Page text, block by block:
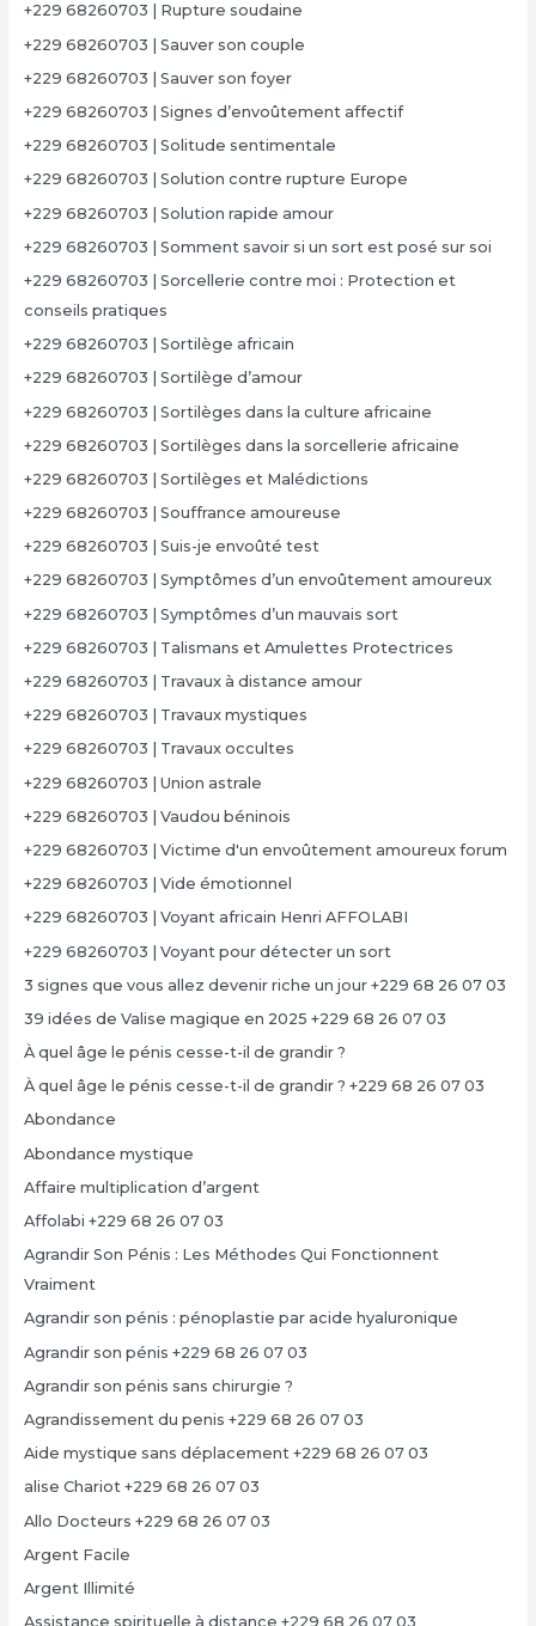
+229 68260703 | Rupture soudaine
+229 68260703 | Sauver son couple
+229 68260703 | Sauver son foyer
+229 68260703 | Signes d’envoûtement affectif
+229 68260703 | Solitude sentimentale
+229 68260703 | Solution contre rupture Europe
+229 68260703 | Solution rapide amour
+229 68260703 | Somment savoir si un sort est posé sur soi
+229 68260703 | Sorcellerie contre moi : Protection et
conseils pratiques
+229 68260703 | Sortilège africain
+229 68260703 | Sortilège d’amour
+229 68260703 | Sortilèges dans la culture africaine
+229 68260703 | Sortilèges dans la sorcellerie africaine
+229 68260703 | Sortilèges et Malédictions
+229 68260703 | Souffrance amoureuse
+229 68260703 | Suis-je envoûté test
+229 68260703 | Symptômes d’un envoûtement amoureux
+229 68260703 | Symptômes d’un mauvais sort
+229 68260703 | Talismans et Amulettes Protectrices
+229 68260703 | Travaux à distance amour
+229 68260703 | Travaux mystiques
+229 68260703 | Travaux occultes
+229 68260703 | Union astrale
+229 68260703 | Vaudou béninois
+229 68260703 | Victime d'un envoûtement amoureux forum
+229 68260703 | Vide émotionnel
+229 68260703 | Voyant africain Henri AFFOLABI
+229 68260703 | Voyant pour détecter un sort
3 signes que vous allez devenir riche un jour +229 68 26 07 03
39 idées de Valise magique en 2025 +229 68 26 07 03
À quel âge le pénis cesse-t-il de grandir ?
À quel âge le pénis cesse-t-il de grandir ? +229 68 26 07 03
Abondance
Abondance mystique
Affaire multiplication d’argent
Affolabi +229 68 26 07 03
Agrandir Son Pénis : Les Méthodes Qui Fonctionnent
Vraiment
Agrandir son pénis : pénoplastie par acide hyaluronique
Agrandir son pénis +229 68 26 07 03
Agrandir son pénis sans chirurgie ?
Agrandissement du penis +229 68 26 07 03
Aide mystique sans déplacement +229 68 26 07 03
alise Chariot +229 68 26 07 03
Allo Docteurs +229 68 26 07 03
Argent Facile
Argent Illimité
Assistance spirituelle à distance +229 68 26 07 03